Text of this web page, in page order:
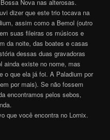
Nova nas alterosas.
dizer que este trio tocava na
assim como a Bemol (outro
suas fileiras os músicos e
da noite, das boates e casas
dessas duas gravadoras
ainda existe no nome, mas
o que ela já foi. A Paladium por
por mais). Se não fossem
encontramos pelos sebos,
que você encontra no Lornix.